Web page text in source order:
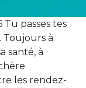
Tu passes tes
Toujours à
santé, à
les rendez-